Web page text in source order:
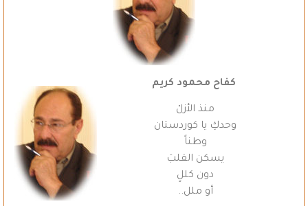
كفاح محمود كريم
منذ الأزلْ
وحدكِ يا كوردستان
وطناً
يسكن القلبَ
دون كللٍ
أو ملل..